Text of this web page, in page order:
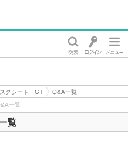
クシート GT
Q&A一覧
一覧
覧